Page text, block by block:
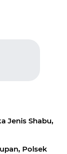
Jenis Shabu,
Polsek